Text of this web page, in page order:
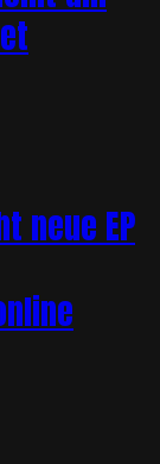
neue EP